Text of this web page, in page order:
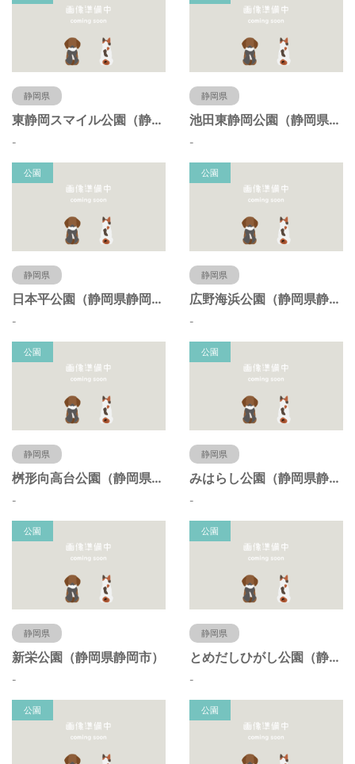
静岡県
東静岡スマイル公園（静岡県静岡市）
-
静岡県
池田東静岡公園（静岡県静岡市）
-
公園
静岡県
日本平公園（静岡県静岡市）
-
公園
静岡県
広野海浜公園（静岡県静岡市）
-
公園
静岡県
桝形向高台公園（静岡県静岡市）
-
公園
静岡県
みはらし公園（静岡県静岡市）
-
公園
静岡県
新栄公園（静岡県静岡市）
-
公園
静岡県
とめだしひがし公園（静岡県静岡市）
-
公園 公園